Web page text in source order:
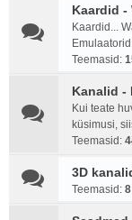
Kaardid -
Kaardid...
Emulaatorid...
Teemasid:
Kanalid -
Kui teate
küsimusi,
Teemasid:
3D
Teemasid: 8